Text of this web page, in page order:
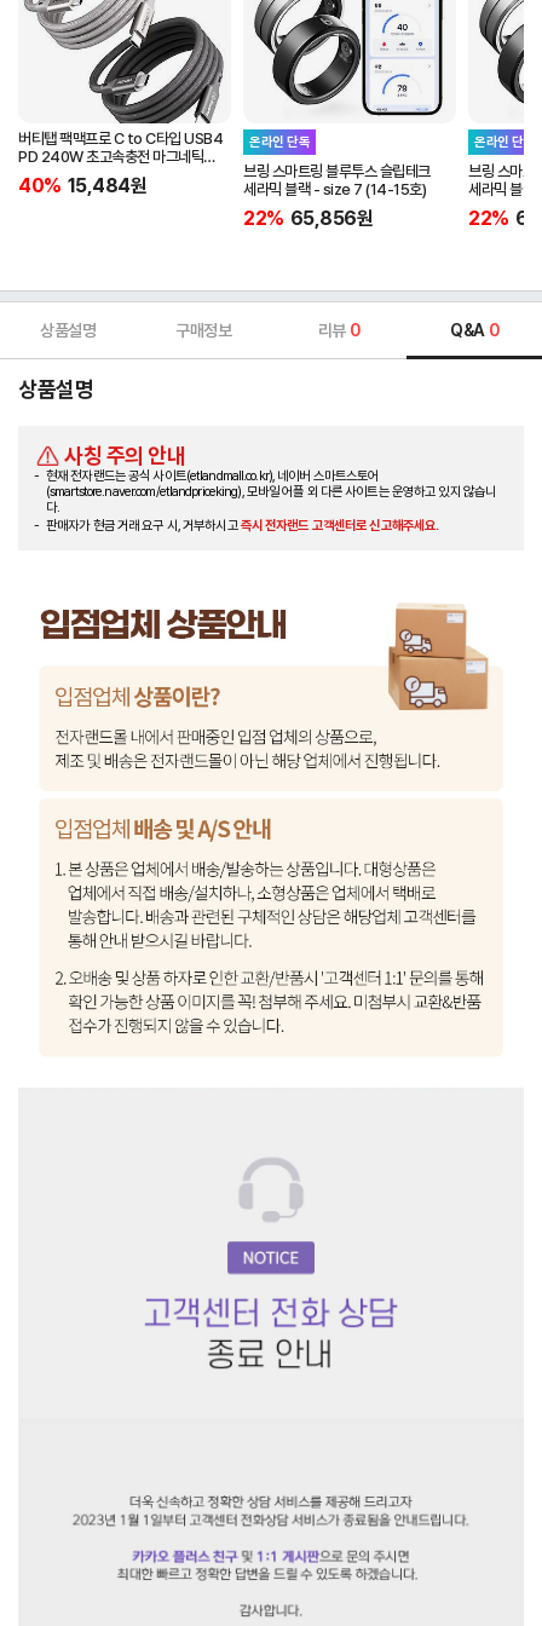
버티탭 팩맥프로 C to C타입 USB4
PD 240W 초고속충전 마그네틱
케이블 1m
40% 15,484원
온라인 단독
브링 스마트링 블루투스 슬립테크
세라믹 블랙 - size 7 (14-15호)
22% 65,856원
온라인 단독
브링 스마트
세라믹 블
22%
상품설명 구매정보 리뷰 0 Q&A 0
상품설명
사칭 주의 안내
현재 전자랜드는 공식 사이트(etlandmall.co.kr), 네이버 스마트스토어
(smartstore.naver.com/etlandpriceking), 모바일 어플 외 다른 사이트는 운영하고 있지 않습니
다.
판매자가 현금 거래 요구 시, 거부하시고즉시 전자랜드 고객센터로 신고해주세요.